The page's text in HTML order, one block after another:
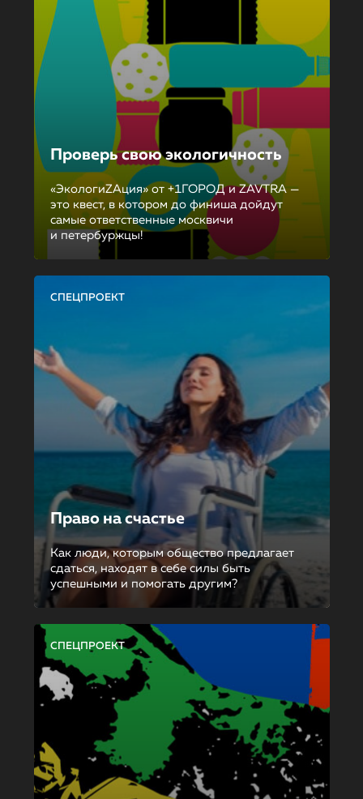
Проверь свою экологичность
«ЭкологиZAция» от +1ГОРОД и ZAVTRA —
это квест, в котором до финиша дойдут
самые ответственные москвичи
и петербуржцы!
СПЕЦПРОЕКТ
Право на счастье
Как люди, которым общество предлагает
сдаться, находят в себе силы быть
успешными и помогать другим?
СПЕЦПРОЕКТ